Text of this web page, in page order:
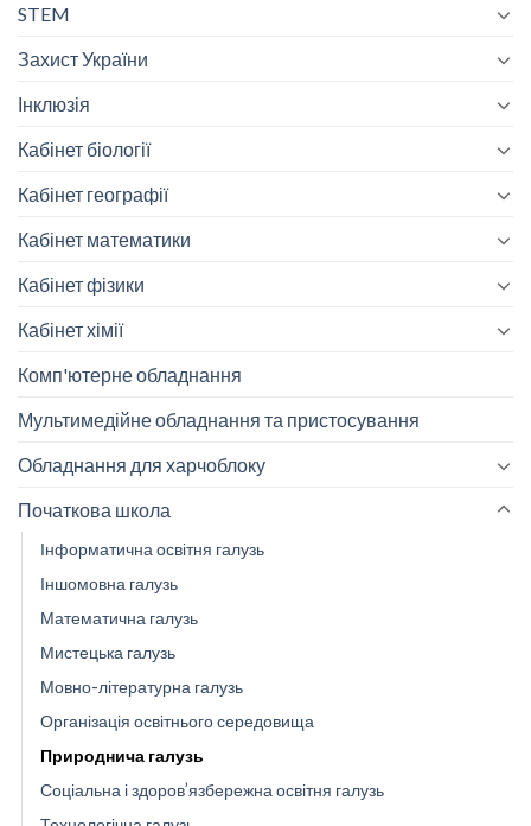
STEM
Захист України
Інклюзія
Кабінет біології
Кабінет географії
Кабінет математики
Кабінет фізики
Кабінет хімії
Комп'ютерне обладнання
Мультимедійне обладнання та пристосування
Обладнання для харчоблоку
Початкова школа
Інформатична освітня галузь
Іншомовна галузь
Математична галузь
Мистецька галузь
Мовно-літературна галузь
Організація освітнього середовища
Природнича галузь
Соціальна і здоров’язбережна освітня галузь